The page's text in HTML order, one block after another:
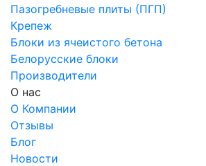
Пазогребневые плиты (ПГП)
Крепеж
Блоки из ячеистого бетона
Белорусские блоки
Производители
О нас
О Компании
Отзывы
Блог
Новости